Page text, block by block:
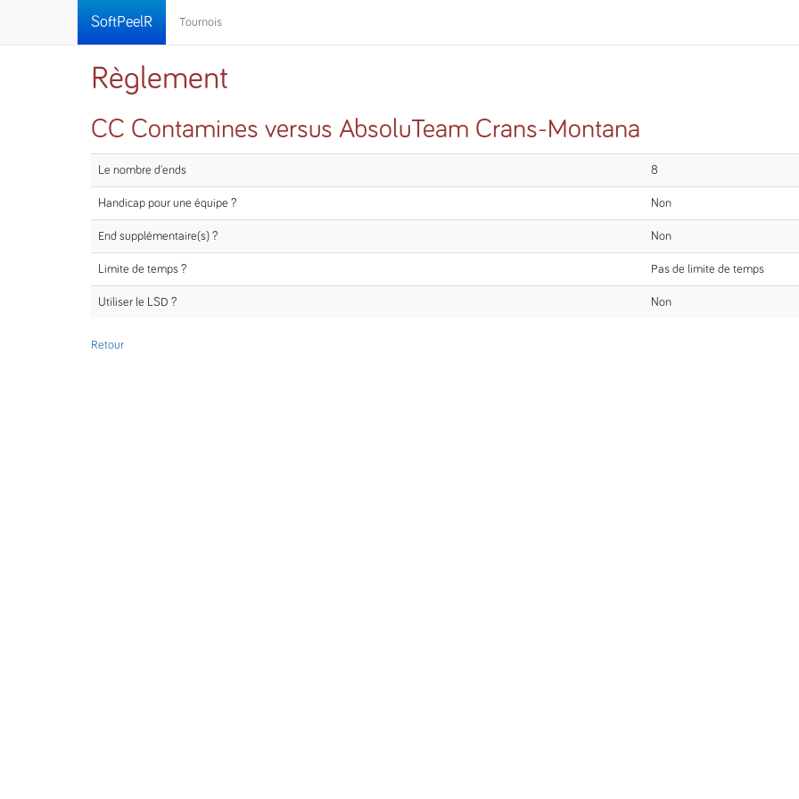
SoftPeelR Tournois
Règlement
CC Contamines versus AbsoluTeam Crans-Montana
Le nombre d'ends 8
Handicap pour une équipe ? Non
End supplémentaire(s) ? Non
Limite de temps ? Pas de limite de temps
Utiliser le LSD ? Non
Retour